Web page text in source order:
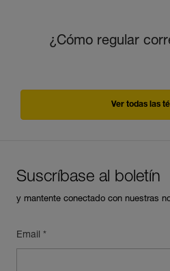
¿Cómo regular
Ver todas las
Suscríbase al boletín
y mantente conectado con nuestras
Email *